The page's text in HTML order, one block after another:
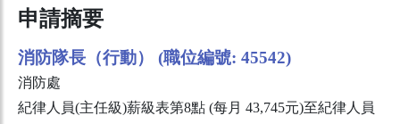
申請摘要
消防隊長（行動） (職位編號: 45542)
消防處
紀律人員(主任級)薪級表第8點 (每月 43,745元)至紀律人員